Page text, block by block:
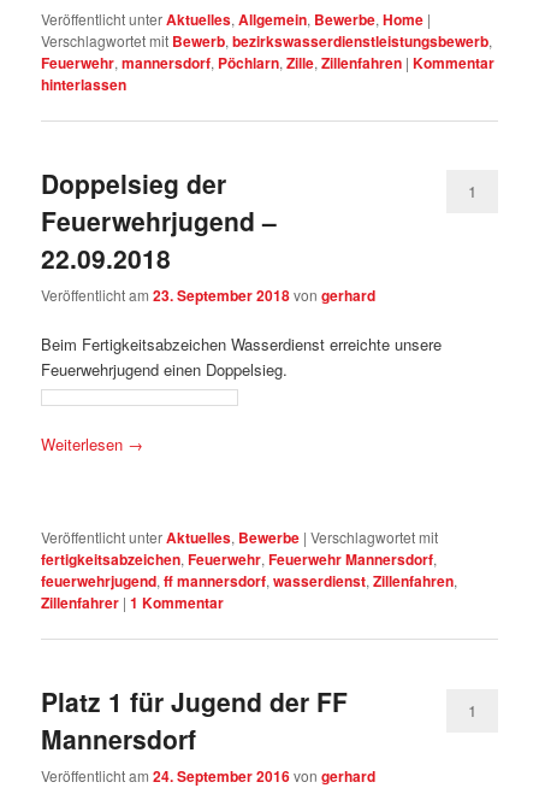
Veröffentlicht unterAktuelles,Allgemein, Bewerbe,Home |
Verschlagwortet mit Bewerb,bezirkswasserdienstleistungsbewerb,
Feuerwehr,mannersdorf, Pöchlarn,Zille,Zillenfahren |Kommentar
hinterlassen
Doppelsieg der
Feuerwehrjugend –
22.09.2018
Veröffentlicht am23. September 2018vongerhard
1
Beim Fertigkeitsabzeichen Wasserdienst erreichte unsere
Feuerwehrjugend einen Doppelsieg.
Weiterlesen →
Veröffentlicht unterAktuelles, Bewerbe |Verschlagwortet mit
fertigkeitsabzeichen,Feuerwehr,Feuerwehr Mannersdorf,
feuerwehrjugend,ff mannersdorf,wasserdienst,Zillenfahren,
Zillenfahrer |1 Kommentar
Platz 1 für Jugend der FF
Mannersdorf
Veröffentlicht am24. September 2016vongerhard
1